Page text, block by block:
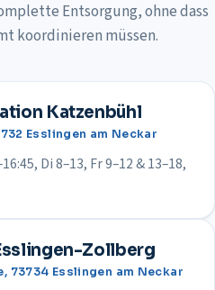
Entsorgung, ohne dass
koordinieren müssen.
Katzenbühl
Esslingen am Neckar
Di 8–13, Fr 9–12 & 13–18,
Zollberg
73734 Esslingen am Neckar